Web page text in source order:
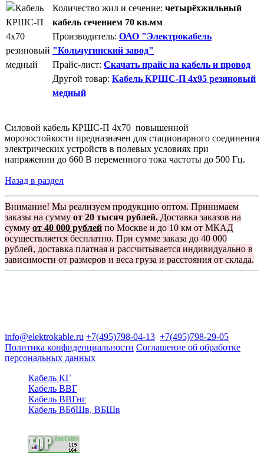
Количество жил и сечение: четырёхжильный
кабель сечением 70 кв.мм
Производитель: ОАО "Электрокабель
"Кольчугинский завод"
Прайс-лист: Скачать прайс на кабель и провод
Другой товар: Кабель КРШС-П 4x95 резиновый
медный
Силовой кабель КРШС-П 4x70 повышенной
морозостойкости предназначен для стационарного соединения
электрических устройств в полевых условиях при
напряжении до 660 В переменного тока частоты до 500 Гц.
Назад в раздел
Внимание! Мы реализуем продукцию оптом. Принимаем
заказы на сумму от 20 тысяч рублей. Доставка заказов на
сумму от 40 000 рублей по Москве и до 10 км от МКАД
осуществляется бесплатно. При сумме заказа до 40 000
рублей, доставка платная и рассчитывается индивидуально в
зависимости от размеров и веса груза и расстояния от склада.
info@elektrokable.ru +7(495)798-04-13 +7(495)798-29-05
Политика конфиденциальности Соглашение об обработке
персональных данных
Кабель КГ
Кабель ВВГ
Кабель ВВГнг
Кабель ВБбШв, ВБШв